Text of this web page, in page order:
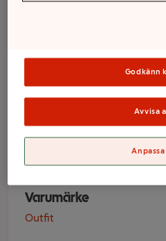
Kylklamp
Outfit
Varumärke
Outfit
Godkänn
Avvisa
Anpassa